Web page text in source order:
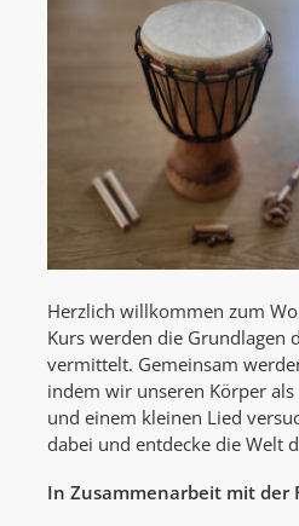
Herzlich willkommen zum
Kurs werden die Grundlagen
vermittelt. Gemeinsam
indem wir unseren Körper
und einem kleinen Lied
dabei und entdecke die Welt
In Zusammenarbeit mit der